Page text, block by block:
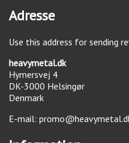
Adresse
Use this address for sending
heavymetal.dk
Hymersvej 4
DK-3000 Helsingør
Denmark
E-mail: